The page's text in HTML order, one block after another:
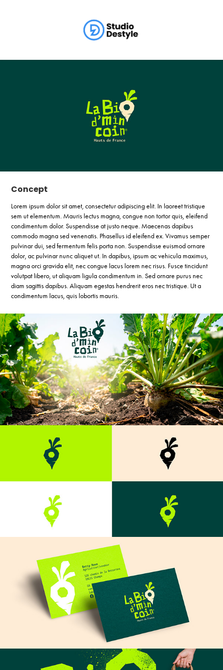
Concept
Lorem ipsum dolor sit amet, consectetur adipiscing elit. In laoreet tristique
sem ut elementum. Mauris lectus magna, congue non tortor quis, eleifend
condimentum dolor. Suspendisse at justo neque. Maecenas dapibus
commodo magna sed venenatis. Phasellus id eleifend ex. Vivamus semper
pulvinar dui, sed fermentum felis porta non. Suspendisse euismod ornare
dolor, ac pulvinar nunc aliquet ut. In dapibus, ipsum ac vehicula maximus,
magna orci gravida elit, nec congue lacus lorem nec risus. Fusce tincidunt
volutpat libero, ut aliquam ligula condimentum in. Sed ornare purus nec
diam sagittis dapibus. Aliquam egestas hendrerit eros nec tristique. Ut a
condimentum lacus, quis lobortis mauris.